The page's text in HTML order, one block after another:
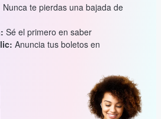
Nunca te pierdas una bajada de
Sé el primero en saber
Anuncia tus boletos en